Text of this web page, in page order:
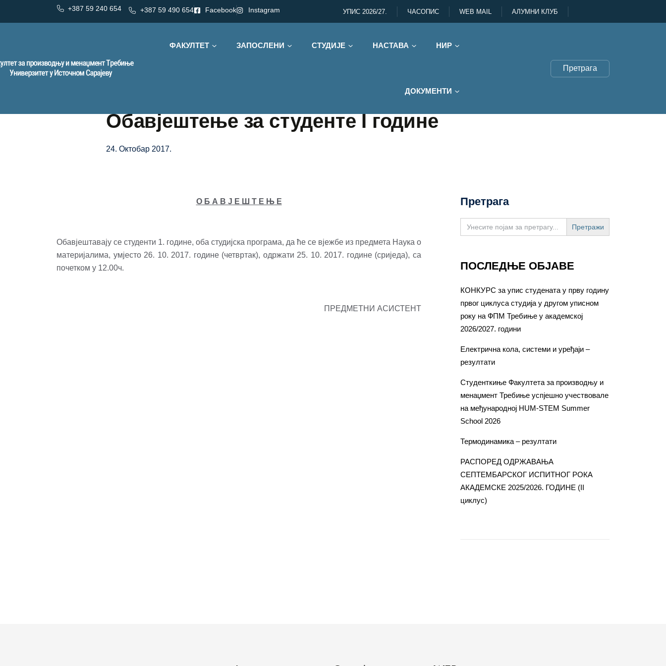
+387 59 240 654 +387 59 490 654 Facebook Instagram УПИС 2026/27. ЧАСОПИС WEB MAIL АЛУМНИ КЛУБ
ФАКУЛТЕТ ЗАПОСЛЕНИ СТУДИЈЕ НАСТАВА НИР
ДОКУМЕНТИ
Претрага
Обавјештење за студенте I године
24. Октобар 2017.
О Б А В Ј Е Ш Т Е Њ Е
Обавјештавају се студенти 1. године, оба студијска програма, да ће се вјежбе из предмета Наука о
материјалима, умјесто 26. 10. 2017. године (четвртак), одржати 25. 10. 2017. године (сриједа), са
почетком у 12.00ч.
ПРЕДМЕТНИ АСИСТЕНТ
Претрага
Search
for:
ПОСЛЕДЊЕ ОБЈАВЕ
КОНКУРС за упис студената у прву годину
првог циклуса студија у другом уписном
року на ФПМ Требиње у академској
2026/2027. години
Електрична кола, системи и уређаји –
резултати
Студенткиње Факултета за производњу и
менаџмент Требиње успјешно учествовале
на међународној HUM-STEM Summer
School 2026
Термодинамика – резултати
РАСПОРЕД ОДРЖАВАЊА
СЕПТЕМБАРСКОГ ИСПИТНОГ РОКА
АКАДЕМСКЕ 2025/2026. ГОДИНЕ (II
циклус)